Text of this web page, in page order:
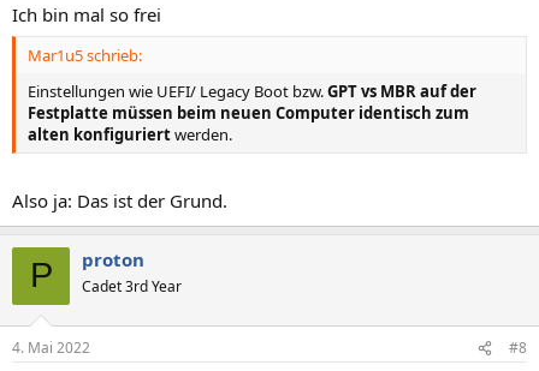
Ich bin mal so frei
Mar1u5 schrieb:
Einstellungen wie UEFI/ Legacy Boot bzw.GPT vs MBR auf der
Festplatte müssen beim neuen Computer identisch zum
alten konfiguriertwerden.
Also ja: Das ist der Grund.
P proton
Cadet 3rd Year
4. Mai 2022 #8